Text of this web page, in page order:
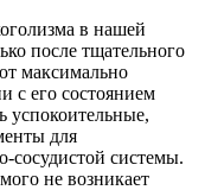
в нашей
после тщательного
максимально
с его состоянием
успокоительные,
для
сосудистой системы.
не возникает